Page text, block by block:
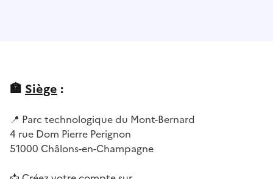
🏣 Siège :
📍 Parc technologique du Mont-Bernard
4 rue Dom Pierre Perignon
51000 Châlons-en-Champagne